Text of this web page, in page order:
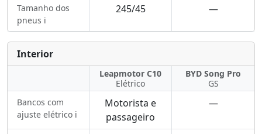
Tamanho dos
pneus ℹ️
245/45 —
Interior
Leapmotor C10
Elétrico
BYD Song Pro
GS
Bancos com
ajuste elétrico ℹ️
Motorista e
passageiro
—